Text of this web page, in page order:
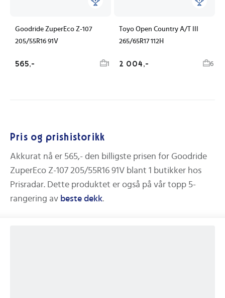
Goodride ZuperEco Z-107
205/55R16 91V
565,- 1
Toyo Open Country A/T III
265/65R17 112H
2 004,- 6
Pris og prishistorikk
Akkurat nå er 565,- den billigste prisen for Goodride
ZuperEco Z-107 205/55R16 91V blant 1 butikker hos
Prisradar. Dette produktet er også på vår topp 5-
rangering av beste dekk.